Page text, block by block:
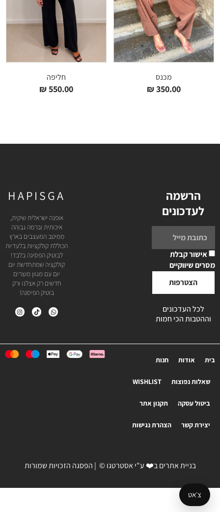
מכנס
350.00
₪
חליפה
550.00
₪
הרשמה
לעדכונים
אישור קבלת
מסרים שיווקיים
הצטרפות
לכל העדכונים
וההטבות הכי חמות
HAPISGA
אופנה ישראלית שיקית,
איכותית וברמה גבוהה
ממיטב המעצבים בארץ
הכוללת קולקציות בלעדיות
לבוטיק הפסיגה בלבד!
קולקציה שמתחדשת יום
יום עם מגוון מוצרים
חדשים רק אצלנו ורק
בוטיק הפיסגה!
בית אודות חנות
שאלות נפוצות WISHLIST
ביטול עסקה תקנון אתר
יצירת קשר הצהרת נגישות
בניית אתריםב❤️ ע"יאסטרטגו© | הפסגה הזכויות שמורות
צ׳אט